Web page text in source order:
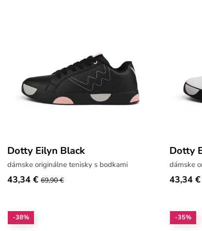
Dotty Eilyn Black
dámske originálne tenisky s bodkami
43,34 € 69,90 €
Dotty
dámske
43,34 €
-38% -35%